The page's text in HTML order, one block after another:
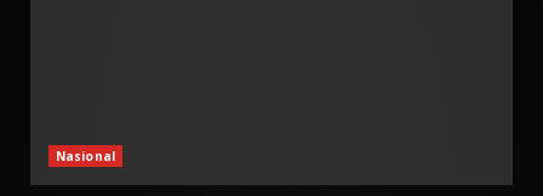
Nasional